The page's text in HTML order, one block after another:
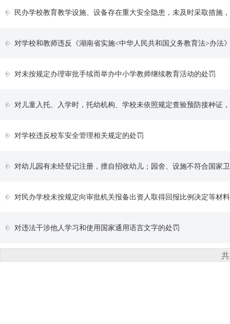
民办学校教育教学设施、设备存在重大安全隐患，未及时采取措施，或财务、资产管理混乱，侵犯受教育者的合
对学校和教师违反《湖南省实施<中华人民共和国义务教育法>办法
对未按规定办理审批手续而举办中小学教师继续教育活动的处罚
对儿童入托、入学时，托幼机构、学校未依照规定查验预防接种证，或者发现未依照规定受种
对学校违反校车安全管理相关规定的处罚
对幼儿园有未经登记注册，擅自招收幼儿；园舍、设施不符合国家卫生标准、安全标准，妨害幼儿身体健康或者威胁幼儿生命安
对民办学校未按规定向审批机关报备出资人取得回报比例决定等材
对违法干涉他人学习和使用国家通用语言文字的处罚